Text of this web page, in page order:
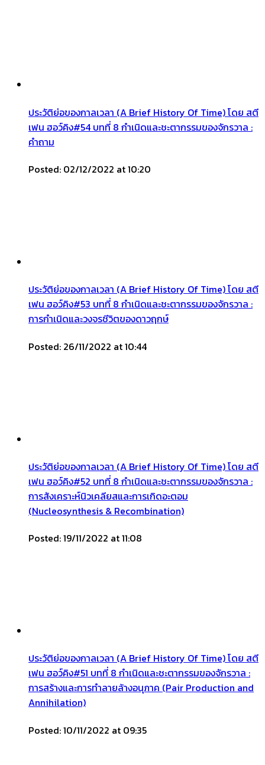
ประวัติย่อของกาลเวลา (A Brief History Of Time) โดย สตี
เฟน ฮอว์คิง#54 บทที่ 8 กำเนิดและชะตากรรมของจักรวาล :
คำถาม
Posted: 02/12/2022 at 10:20
ประวัติย่อของกาลเวลา (A Brief History Of Time) โดย สตี
เฟน ฮอว์คิง#53 บทที่ 8 กำเนิดและชะตากรรมของจักรวาล :
การกำเนิดและวงจรชีวิตของดาวฤกษ์
Posted: 26/11/2022 at 10:44
ประวัติย่อของกาลเวลา (A Brief History Of Time) โดย สตี
เฟน ฮอว์คิง#52 บทที่ 8 กำเนิดและชะตากรรมของจักรวาล :
การสังเคราะห์นิวเคลียสและการเกิดอะตอม
(Nucleosynthesis & Recombination)
Posted: 19/11/2022 at 11:08
ประวัติย่อของกาลเวลา (A Brief History Of Time) โดย สตี
เฟน ฮอว์คิง#51 บทที่ 8 กำเนิดและชะตากรรมของจักรวาล :
การสร้างและการทำลายล้างอนุภาค (Pair Production and
Annihilation)
Posted: 10/11/2022 at 09:35